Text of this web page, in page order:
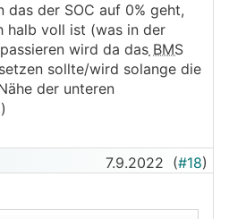
das der SOC auf 0% geht,
halb voll ist (was in der
wird da das BMS
sollte/wird solange die
der unteren
7.9.2022 (#18)